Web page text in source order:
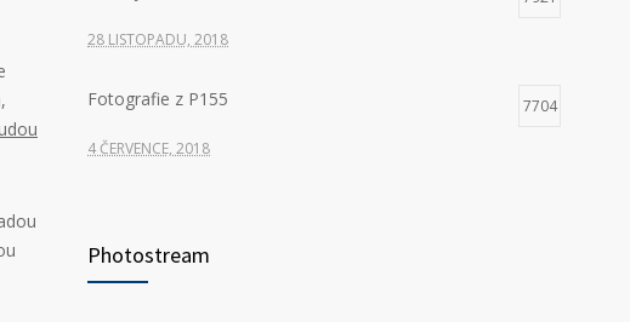
28 LISTOPADU, 2018
Fotografie z P155 7704
4 ČERVENCE, 2018
Photostream